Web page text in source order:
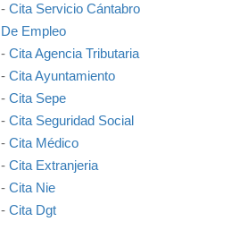
- Cita Servicio Cántabro
De Empleo
- Cita Agencia Tributaria
- Cita Ayuntamiento
- Cita Sepe
- Cita Seguridad Social
- Cita Médico
- Cita Extranjeria
- Cita Nie
- Cita Dgt